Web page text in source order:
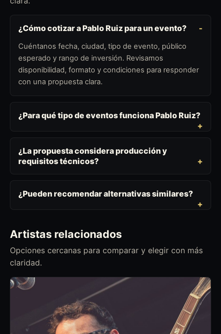
¿Cómo cotizar a Pablo Ruiz para un evento?
Cuéntanos fecha, ciudad, tipo de evento, público
esperado y rango de inversión. Revisamos
disponibilidad, formato y condiciones para responder
con una propuesta clara.
¿Para qué tipo de eventos funciona Pablo Ruiz?
¿La propuesta considera producción y
requisitos técnicos?
¿Pueden recomendar alternativas similares?
Artistas relacionados
Opciones cercanas para comparar y elegir con más
claridad.